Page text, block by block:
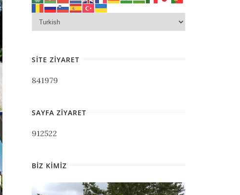
SITE ZIYARET
841979
SAYFA ZIYARET
912522
BIZ KIMIZ